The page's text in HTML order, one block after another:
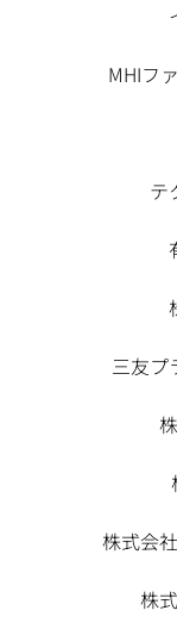
MHIフ
テ
三友プ
株式会
株